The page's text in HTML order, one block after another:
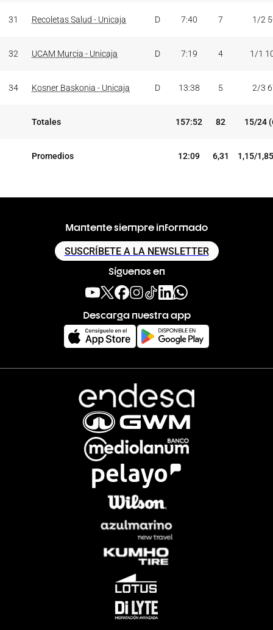
31 Recoletas Salud - Unicaja D 7:40 7 1/2
32 UCAM Murcia - Unicaja D 7:19 4 1/1
34 Kosner Baskonia - Unicaja D 13:38 5 2/3
Totales 157:52 82 15/24
Promedios 12:09 6,31 1,15/
Mantente siempre informado
SUSCRÍBETE A LA NEWSLETTER
Síguenos en
Descarga nuestra app